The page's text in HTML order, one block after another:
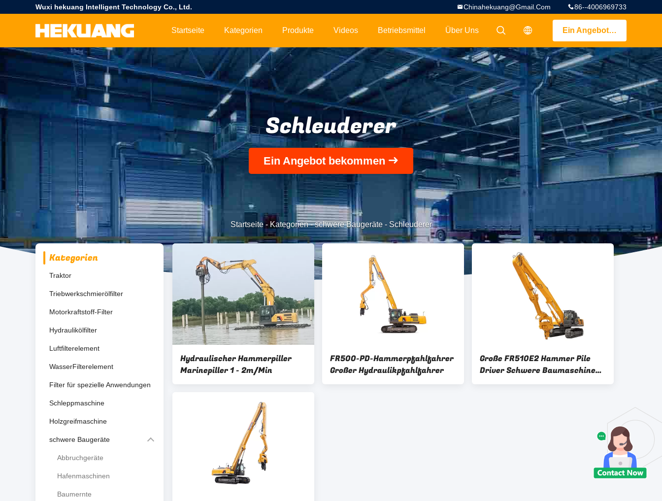
Wuxi hekuang Intelligent Technology Co., Ltd. 86--4006969733
Chinahekuang@gmail.com
Ein Angebot bekommen
描述
描述
Startseite Kategorien Produkte Videos Betriebsmittel Über Uns
Schleuderer
Ein Angebot bekommen
Startseite- Kategorien-schwere Baugeräte- Schleuderer
Kategorien
Traktor
Triebwerkschmierölfilter
Motorkraftstoff-Filter
Hydraulikölfilter
Luftfilterelement
WasserFilterelement
Filter für spezielle Anwendungen
Schleppmaschine
Holzgreifmaschine
schwere Baugeräte
Abbruchgeräte
Hafenmaschinen
Baumernte
Hydraulischer Hammerpiller
Marinepiller 1 - 2m/Min
FR500-PD-Hammerpfahlfahrer
Großer Hydraulikpfahlfahrer
Große FR510E2 Hammer Pile
Driver Schwere Baumaschinen
Dieselhammer